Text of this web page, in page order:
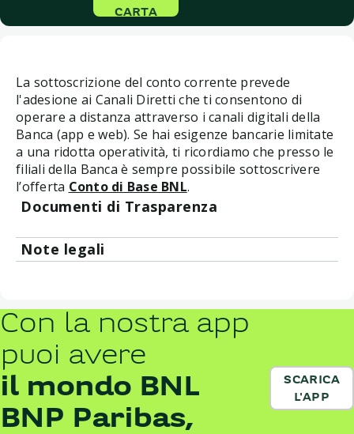
CARTA
La sottoscrizione del conto corrente prevede
l'adesione ai Canali Diretti che ti consentono di
operare a distanza attraverso i canali digitali della
Banca (app e web). Se hai esigenze bancarie limitate
a una ridotta operatività, ti ricordiamo che presso le
filiali della Banca è sempre possibile sottoscrivere
l’offerta Conto di Base BNL.
Documenti di Trasparenza
Canali Diretti Evoluti - Foglio informativo
Conto Corrente BNL X Semplifica ogni
giorno - Documento informativo sulle spese
- SMART
Polizze Sconto BNL X Semplifica ogni giorno
Pacchetti di operazioni accessorie
Carta di debito BNL X Semplifica ogni
giorno - Foglio informativo
Modulo per la tutela dei depositanti
Note legali
struttura modulare, ilConto BNL X Semplifica ogni
offre al Cliente la possibilità di selezionare la
configurazione di servizi di conto corrente ottimale
rispetto alle proprie esigenze, attraverso la scelta di
uno dei moduli disponibili. Inoltre, in qualsiasi
momento, in caso di nuove necessità, il Cliente potrà
modificare il modulo prescelto aderendo ad uno
Con la nostra app
puoi avere
il mondo BNL
BNP Paribas,
SCARICA
L'APP